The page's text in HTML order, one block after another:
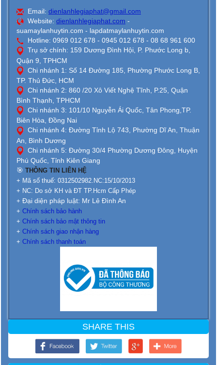
Email: dienlanhlegiaphat@gmail.com
Website: dienlanhlegiaphat.com -
suamaylanhuytin.com - lapdatmaylanhuytin.com
Hotline: 0969 012 678 - 0945 012 678 - 08 68 961 600
Trụ sở chính: 159 Dương Đình Hội, P. Phước Long b,
Quận 9, TPHCM
Chi nhánh 1: Số 14 Đường 185, Phường Phước Long B,
TP. Thủ Đức, HCM
Chi nhánh 2: 860 /20 Xô Viết Nghệ Tĩnh, P.25, Quận
Bình Thạnh, TPHCM
Chi nhánh 3: 101/10 Nguyễn Ái Quốc, Tân Phong,TP.
Biên Hòa, Đồng Nai
Chi nhánh 4: Đường Tỉnh Lộ 743, Phường Dĩ An, Thuận
An, Bình Dương
Chi nhánh 5: Đường 30/4 Phường Dương Đông, Huyện
Phú Quốc, Tỉnh Kiên Giang
🎯 THÔNG TIN LIÊN HỆ
+ Mã số thuế: 0312502982.NC:15/10/2013
+ NC: Do sở KH và ĐT TP.Hcm Cấp Phép
+ Đại diện pháp luật: Mr Lê Đình An
+ Chính sách bảo hành
+ Chính sách bảo mật thông tin
+ Chính sách giao nhận hàng
+ Chính sách thanh toán
SHARE THIS